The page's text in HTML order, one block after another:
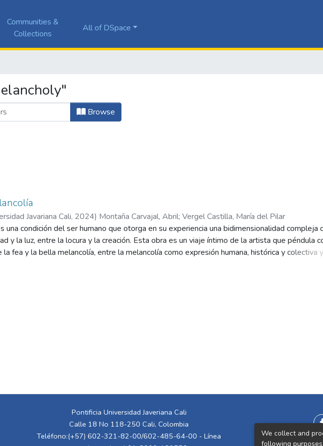
Communities &
Collections
All of DSpace
Browse
Javariana Cali, 2024) Montaña Carvajal, Abril; Vergel Castilla, María del Pilar
una condición del ser humano que otorga en su experiencia una bidimensionalidad compleja
y la luz, entre la locura y la creación. Esta obra es un viaje íntimo de la artista que péndula
fea y la bella melancolía, entre la melancolía como expresión humana, histórica y colectiva y
y concreta. Compuesta por tres partes, va de lo inasible, de lo innombrable y abstracto a lo
Pontificia Universidad Javeriana Cali
Calle 18 No 118-250 Cali, Colombia
Teléfono:(+57) 602-321-82-00/602-485-64-00 - Línea
We collect and
following purposes: